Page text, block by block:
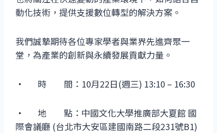
動化技術，提供支援數位轉型的解決方案。
我們誠摯期待各位專家學者與業界先進齊聚一
堂，為產業的創新與永續發展貢獻力量。
· 時 間：10月22日(週三) 13:10 – 16:30
· 地 點：中國文化大學推廣部大夏館 國
際會議廳 (台北市大安區建國南路二段231號B1)